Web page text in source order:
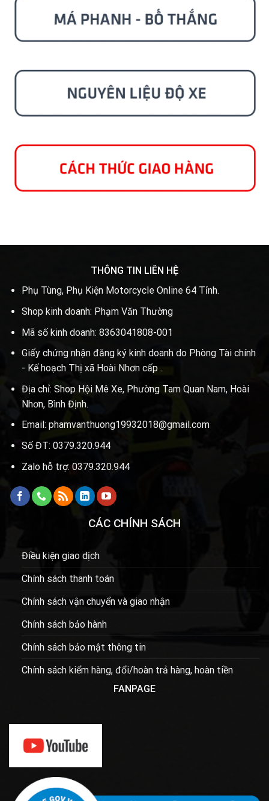
THÔNG TIN LIÊN HỆ
Phụ Tùng, Phụ Kiện Motorcycle Online 64 Tỉnh.
Shop kinh doanh: Phạm Văn Thường
Mã số kinh doanh: 8363041808-001
Giấy chứng nhận đăng ký kinh doanh do Phòng Tài chính
- Kế hoạch Thị xã Hoài Nhơn cấp .
Địa chỉ: Shop Hội Mê Xe, Phường Tam Quan Nam, Hoài
Nhơn, Bình Định.
Email: phamvanthuong19932018@gmail.com
Số ĐT: 0379.320.944
Zalo hỗ trợ: 0379.320.944
CÁC CHÍNH SÁCH
Điều kiện giao dịch
Chính sách thanh toán
Chính sách vận chuyển và giao nhận
Chính sách bảo hành
Chính sách bảo mật thông tin
Chính sách kiểm hàng, đổi/hoàn trả hàng, hoàn tiền
FANPAGE